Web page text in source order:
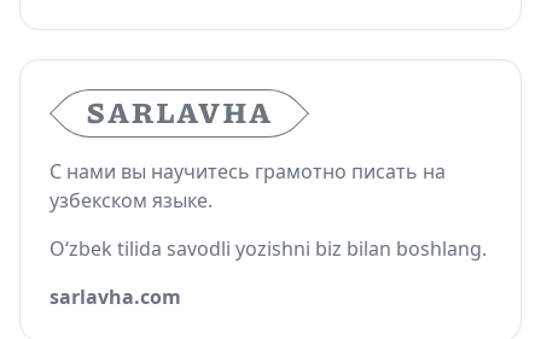
С нами вы научитесь грамотно писать на
узбекском языке.
O‘zbek tilida savodli yozishni biz bilan boshlang.
sarlavha.com